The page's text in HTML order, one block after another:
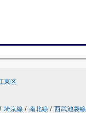
東区
/ 埼京線 / 南北線 / 西武池袋線